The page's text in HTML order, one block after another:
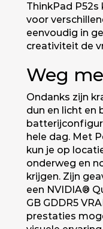
ThinkPad
voor
eenvoudig in
creativiteit de
Weg
Ondanks zijn
dun en licht en
hele dag. Met
kun je op
onderweg en
krijgen. Zijn
een NVIDIA®
GB GDDR5
prestaties